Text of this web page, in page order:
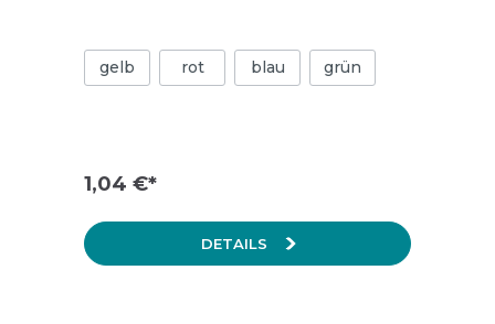
gelb rot blau grün
1,04 €*
DETAILS